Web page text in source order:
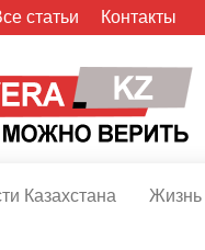
статьи Контакты
Казахстана Жизнь